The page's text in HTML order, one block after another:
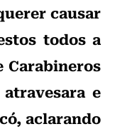
causar
todos a
Carabineros
e
aclarando